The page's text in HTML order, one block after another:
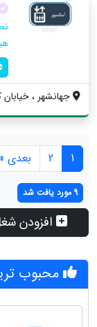
جهانشهر ، خیابان
1
2 بعدی »
9 مورد یافت شد
افزودن
محبوب